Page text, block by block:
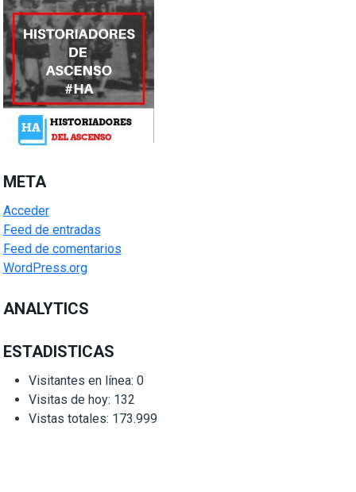
META
Acceder
Feed de entradas
Feed de comentarios
WordPress.org
ANALYTICS
ESTADISTICAS
Visitantes en línea: 0
Visitas de hoy: 132
Vistas totales: 173.999